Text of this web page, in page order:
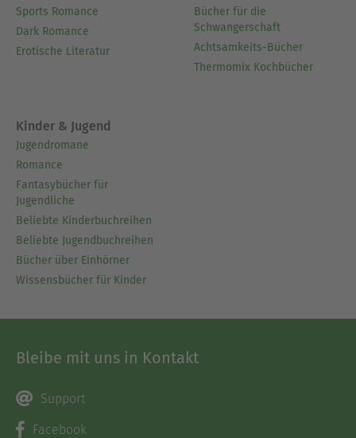
Sports Romance
Dark Romance
Erotische Literatur
Bücher für die
Schwangerschaft
Achtsamkeits-Bücher
Thermomix Kochbücher
Kinder & Jugend
Jugendromane
Romance
Fantasybücher für
Jugendliche
Beliebte Kinderbuchreihen
Beliebte Jugendbuchreihen
Bücher über Einhörner
Wissensbücher für Kinder
Bleibe mit uns in Kontakt
Support
Facebook